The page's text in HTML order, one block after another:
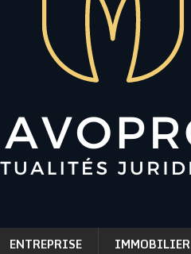
ENTREPRISE IMMOBILIER